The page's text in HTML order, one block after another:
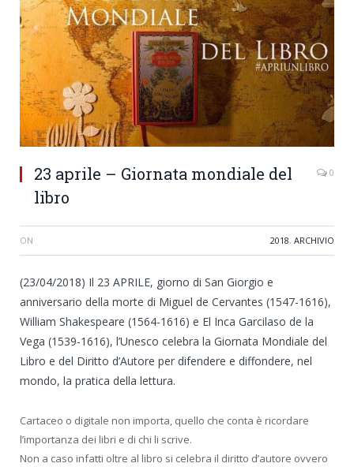
23 aprile – Giornata mondiale del
libro
0
ON 2018, ARCHIVIO
(23/04/2018) Il 23 APRILE, giorno di San Giorgio e
anniversario della morte di Miguel de Cervantes (1547-1616),
William Shakespeare (1564-1616) e El Inca Garcilaso de la
Vega (1539-1616), l’Unesco celebra la Giornata Mondiale del
Libro e del Diritto d’Autore per difendere e diffondere, nel
mondo, la pratica della lettura.
Cartaceo o digitale non importa, quello che conta è ricordare
l’importanza dei libri e di chi li scrive.
Non a caso infatti oltre al libro si celebra il diritto d’autore ovvero